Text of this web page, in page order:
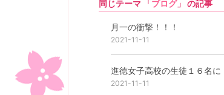
同じテーマ 「ブログ」 の記事
月一の衝撃！！！
2021-11-11
進徳女子高校の生徒１６名
2021-11-11